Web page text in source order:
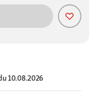
10.08.2026